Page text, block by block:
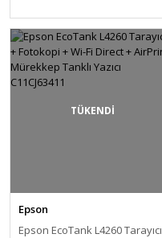
kağıdı C11CJ67411+A4
TÜKENDİ
Epson
Epson EcoTank L4260 Tarayıcı